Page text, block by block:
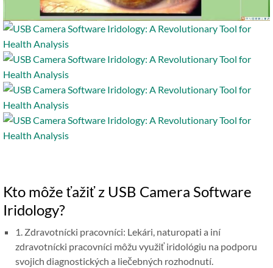
Kto môže ťažiť z USB Camera Software
Iridology?
1. Zdravotnícki pracovníci: Lekári, naturopati a iní
zdravotnícki pracovníci môžu využiť iridológiu na podporu
svojich diagnostických a liečebných rozhodnutí.